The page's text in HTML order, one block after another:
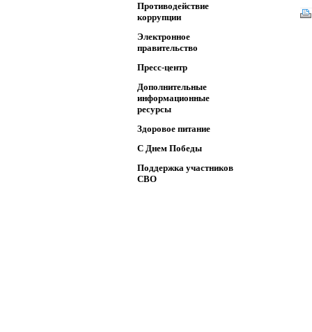
Противодействие
коррупции
Электронное
правительство
Пресс-центр
Дополнительные
информационные
ресурсы
Здоровое питание
C Днем Победы
Поддержка участников
СВО